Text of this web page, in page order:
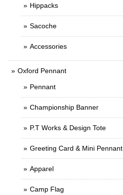
Hippacks
Sacoche
Accessories
Oxford Pennant
Pennant
Championship Banner
P.T Works & Design Tote
Greeting Card & Mini Pennant
Apparel
Camp Flag